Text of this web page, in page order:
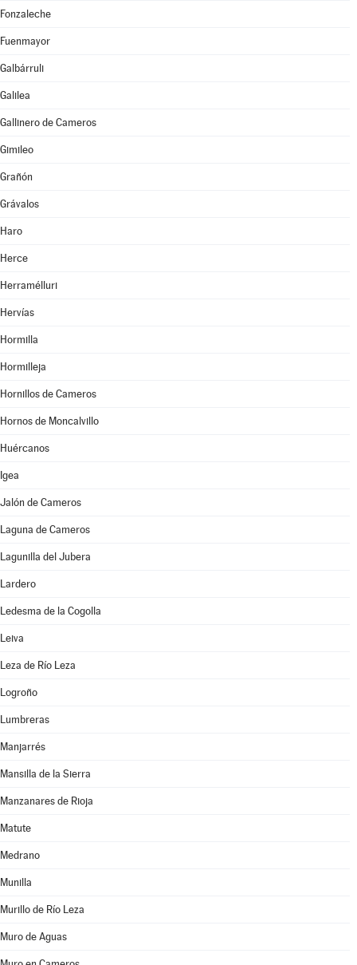
Fonzaleche
Fuenmayor
Galbárruli
Galilea
Gallinero de Cameros
Gimileo
Grañón
Grávalos
Haro
Herce
Herramélluri
Hervías
Hormilla
Hormilleja
Hornillos de Cameros
Hornos de Moncalvillo
Huércanos
Igea
Jalón de Cameros
Laguna de Cameros
Lagunilla del Jubera
Lardero
Ledesma de la Cogolla
Leiva
Leza de Río Leza
Logroño
Lumbreras
Manjarrés
Mansilla de la Sierra
Manzanares de Rioja
Matute
Medrano
Munilla
Murillo de Río Leza
Muro de Aguas